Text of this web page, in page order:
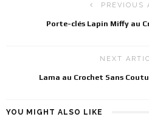
PREVIOUS
Porte-clés Lapin Miffy au
NEXT
Lama au Crochet Sans
YOU MIGHT ALSO LIKE